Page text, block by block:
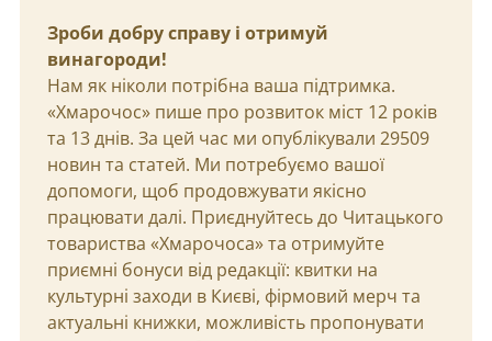
Зроби добру справу і отримуй
винагороди!
Нам як ніколи потрібна ваша підтримка.
«Хмарочос» пише про розвиток міст 12 років
та 13 днів. За цей час ми опублікували 29509
новин та статей. Ми потребуємо вашої
допомоги, щоб продовжувати якісно
працювати далі. Приєднуйтесь до Читацького
товариства «Хмарочоса» та отримуйте
приємні бонуси від редакції: квитки на
культурні заходи в Києві, фірмовий мерч та
актуальні книжки, можливість пропонувати